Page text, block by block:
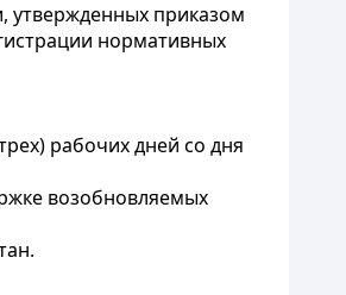
утвержденных приказом
нормативных
рабочих дней со дня
возобновляемых